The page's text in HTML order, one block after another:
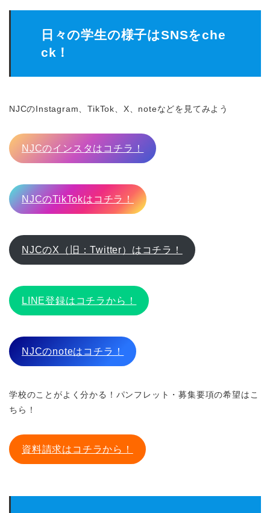
日々の学生の様子はSNSをche
ck！
NJCのInstagram、TikTok、X、noteなどを見てみよう
NJCのインスタはコチラ！
NJCのTikTokはコチラ！
NJCのX（旧：Twitter）はコチラ！
LINE登録はコチラから！
NJCのnoteはコチラ！
学校のことがよく分かる！パンフレット・募集要項の希望はこ
ちら！
資料請求はコチラから！